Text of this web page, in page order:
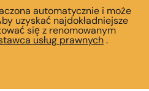
automatycznie i może
uzyskać najdokładniejsze
się z renomowanym
usług prawnych.